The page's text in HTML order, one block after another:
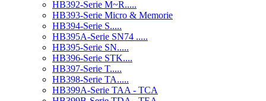
HB392-Serie M~R.....
HB393-Serie Micro & Memorie
HB394-Serie S.....
HB395A-Serie SN74 .....
HB395-Serie SN.....
HB396-Serie STK....
HB397-Serie T.....
HB398-Serie TA.....
HB399A-Serie TAA - TCA